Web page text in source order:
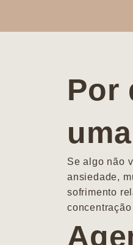
Por
Se algo não
ansiedade,
sofrimento